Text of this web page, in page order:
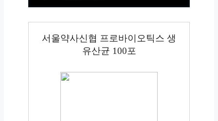
서울약사신협 프로바이오틱스 생
유산균 100포